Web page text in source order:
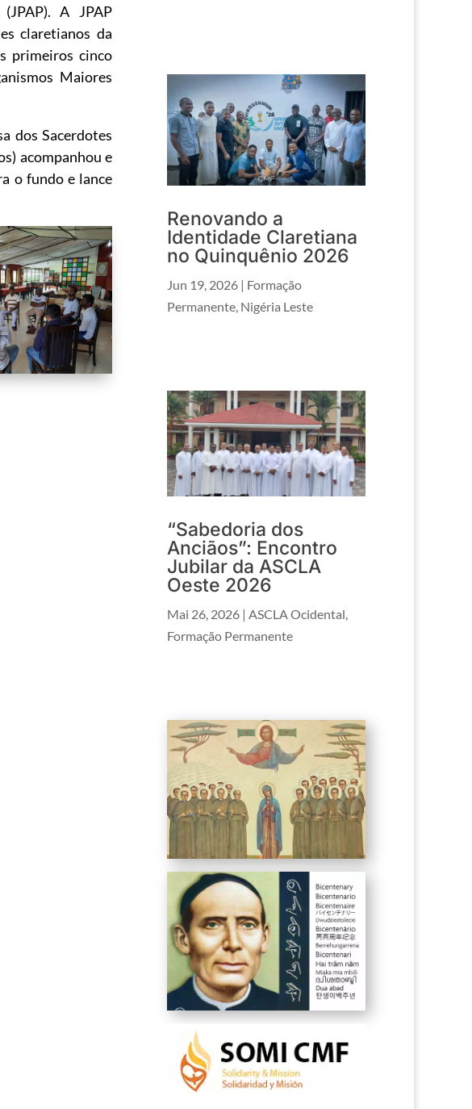
A JPAP
claretianos da
primeiros cinco
Maiores
dos Sacerdotes
acompanhou e
o fundo e lance
Renovando a
Identidade Claretiana
no Quinquênio 2026
Jun 19, 2026 | Formação
Permanente, Nigéria Leste
“Sabedoria dos
Anciãos”: Encontro
Jubilar da ASCLA
Oeste 2026
Mai 26, 2026 |ASCLA Ocidental,
Formação Permanente